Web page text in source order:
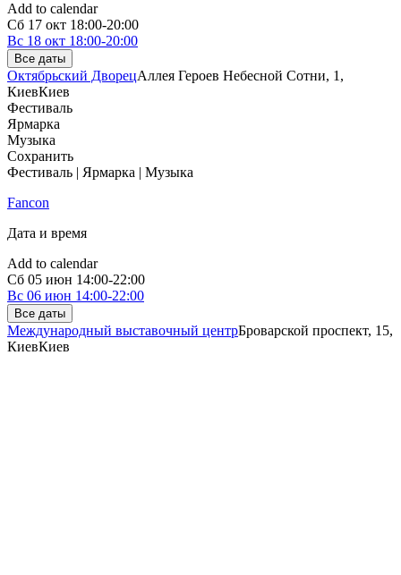
Add to calendar
Сб 17 окт 18:00-20:00
Вс 18 окт 18:00-20:00
Все даты
Октябрьский ДворецАллея Героев Небесной Сотни, 1,
КиевКиев
Фестиваль
Ярмарка
Музыка
Сохранить
Фестиваль | Ярмарка | Музыка
Fancon
Дата и время
Add to calendar
Сб 05 июн 14:00-22:00
Вс 06 июн 14:00-22:00
Все даты
Международный выставочный центрБроварской проспект, 15,
КиевКиев